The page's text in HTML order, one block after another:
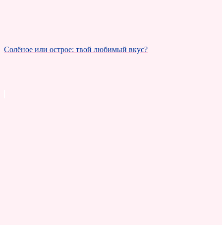
Солёное или острое: твой любимый вкус?